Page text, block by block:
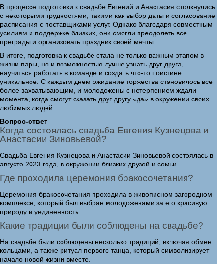
В процессе подготовки к свадьбе Евгений и Анастасия столкнулись
с некоторыми трудностями, такими как выбор даты и согласование
расписания с поставщиками услуг. Однако благодаря совместным
усилиям и поддержке близких, они смогли преодолеть все
преграды и организовать праздник своей мечты.
В итоге, подготовка к свадьбе стала не только важным этапом в
жизни пары, но и возможностью лучше узнать друг друга,
научиться работать в команде и создать что-то поистине
уникальное. С каждым днем ожидание торжества становилось все
более захватывающим, и молодожены с нетерпением ждали
момента, когда смогут сказать друг другу «да» в окружении своих
любимых людей.
Вопрос-ответ
Когда состоялась свадьба Евгения Кузнецова и
Анастасии Зиновьевой?
Свадьба Евгения Кузнецова и Анастасии Зиновьевой состоялась в
августе 2023 года, в окружении близких друзей и семьи.
Где проходила церемония бракосочетания?
Церемония бракосочетания проходила в живописном загородном
комплексе, который был выбран молодоженами за его красивую
природу и уединенность.
Какие традиции были соблюдены на свадьбе?
На свадьбе были соблюдены несколько традиций, включая обмен
кольцами, а также ритуал первого танца, который символизирует
начало новой жизни вместе.